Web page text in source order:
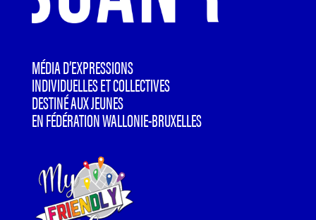
MÉDIA D’EXPRESSIONS
INDIVIDUELLES ET COLLECTIVES
DESTINÉ AUX JEUNES
EN FÉDÉRATION WALLONIE-BRUXELLES